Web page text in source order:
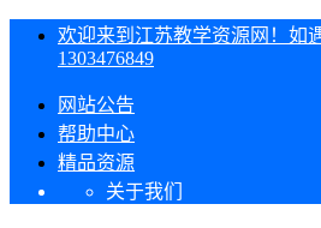
欢迎来到江苏教学资源网！如
1303476849
网站公告
帮助中心
精品资源
关于我们